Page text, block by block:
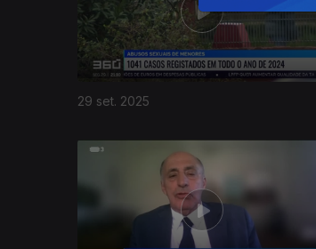
29 set. 2025